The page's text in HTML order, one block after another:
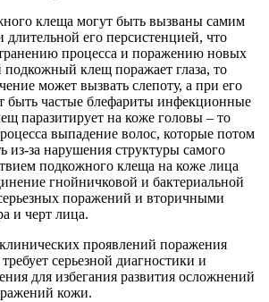
клеща могут быть вызваны самим
длительной его персистенцией, что
процесса и поражению новых
подкожный клещ поражает глаза, то
может вызвать слепоту, а при его
быть частые блефариты инфекционные
паразитирует на коже головы – то
выпадение волос, которые потом
из-за нарушения структуры самого
подкожного клеща на коже лица
гнойничковой и бактериальной
поражений и вторичными
и черт лица.
проявлений поражения
серьезной диагностики и
для избегания развития осложнений
кожи.